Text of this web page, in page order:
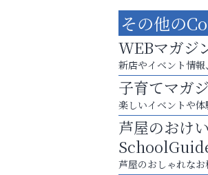
芦屋・西宮・神戸
知などお気軽にご相
便利屋ファ
その他の
WEBマガジ
新店やイベント情
子育てマガ
楽しいイベントや体
芦屋のおけ
芦屋のおしゃれなお